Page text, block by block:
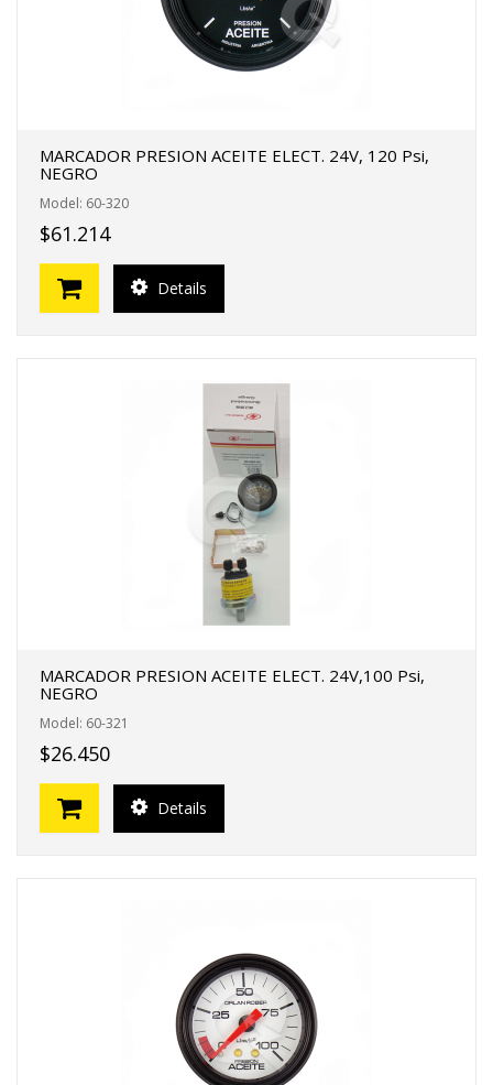
MARCADOR PRESION ACEITE ELECT. 24V, 120 Psi,
NEGRO
Model: 60-320
$61.214
Details
MARCADOR PRESION ACEITE ELECT. 24V,100 Psi,
NEGRO
Model: 60-321
$26.450
Details